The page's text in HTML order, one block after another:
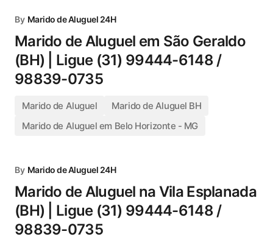
By Marido de Aluguel 24H
Marido de Aluguel em São Geraldo
(BH) | Ligue (31) 99444-6148 /
98839-0735
Marido de Aluguel
Marido de Aluguel BH
Marido de Aluguel em Belo Horizonte - MG
By Marido de Aluguel 24H
Marido de Aluguel na Vila Esplanada
(BH) | Ligue (31) 99444-6148 /
98839-0735